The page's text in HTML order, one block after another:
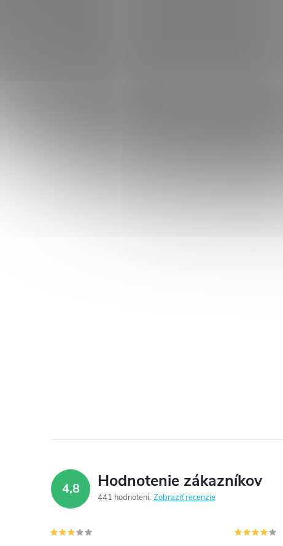
4,8 Hodnotenie zákazníkov
441 hodnotení Zobraziť recenzie